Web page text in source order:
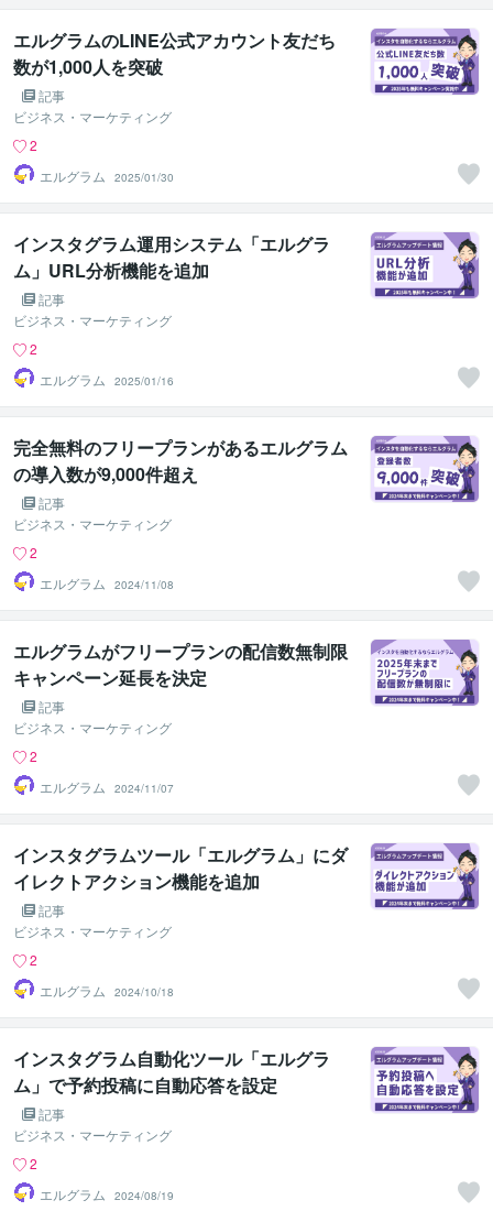
エルグラムのLINE公式アカウント友だち
数が1,000人を突破
記事
ビジネス・マーケティング
2
エルグラム
2025/01/30
インスタグラム運用システム「エルグラ
ム」URL分析機能を追加
記事
ビジネス・マーケティング
2
エルグラム
2025/01/16
完全無料のフリープランがあるエルグラム
の導入数が9,000件超え
記事
ビジネス・マーケティング
2
エルグラム
2024/11/08
エルグラムがフリープランの配信数無制限
キャンペーン延長を決定
記事
ビジネス・マーケティング
2
エルグラム
2024/11/07
インスタグラムツール「エルグラム」にダ
イレクトアクション機能を追加
記事
ビジネス・マーケティング
2
エルグラム
2024/10/18
インスタグラム自動化ツール「エルグラ
ム」で予約投稿に自動応答を設定
記事
ビジネス・マーケティング
2
エルグラム
2024/08/19